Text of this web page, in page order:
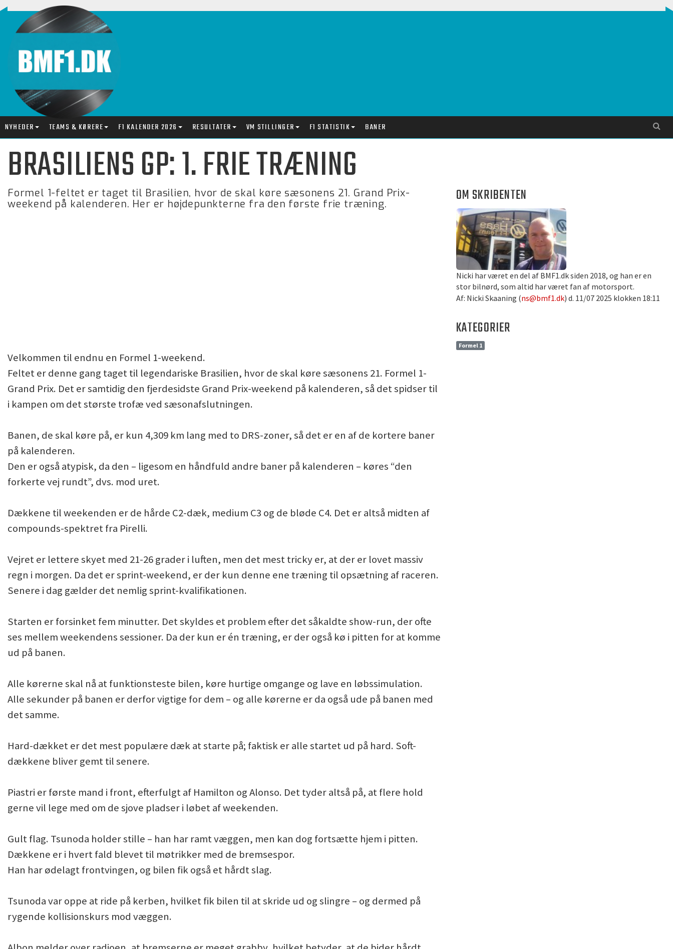
NYHEDER TEAMS & KØRERE F1 KALENDER 2026 RESULTATER VM STILLINGER F1 STATISTIK BANER
BRASILIENS GP: 1. FRIE TRÆNING
Formel 1-feltet er taget til Brasilien, hvor de skal køre sæsonens 21. Grand Prix-
weekend på kalenderen. Her er højdepunkterne fra den første frie træning.
OM SKRIBENTEN
Nicki har været en del af BMF1.dk siden 2018, og han er en
stor bilnørd, som altid har været fan af motorsport.
Af: Nicki Skaaning (ns@bmf1.dk) d. 11/07 2025 klokken 18:11
KATEGORIER
Formel 1
Velkommen til endnu en Formel 1-weekend.
Feltet er denne gang taget til legendariske Brasilien, hvor de skal køre sæsonens 21. Formel 1-
Grand Prix. Det er samtidig den fjerdesidste Grand Prix-weekend på kalenderen, så det spidser til
i kampen om det største trofæ ved sæsonafslutningen.
Banen, de skal køre på, er kun 4,309 km lang med to DRS-zoner, så det er en af de kortere baner
på kalenderen.
Den er også atypisk, da den – ligesom en håndfuld andre baner på kalenderen – køres “den
forkerte vej rundt”, dvs. mod uret.
Dækkene til weekenden er de hårde C2-dæk, medium C3 og de bløde C4. Det er altså midten af
compounds-spektret fra Pirelli.
Vejret er lettere skyet med 21-26 grader i luften, men det mest tricky er, at der er lovet massiv
regn i morgen. Da det er sprint-weekend, er der kun denne ene træning til opsætning af raceren.
Senere i dag gælder det nemlig sprint-kvalifikationen.
Starten er forsinket fem minutter. Det skyldes et problem efter det såkaldte show-run, der ofte
ses mellem weekendens sessioner. Da der kun er én træning, er der også kø i pitten for at komme
ud på banen.
Alle kørerne skal nå at funktionsteste bilen, køre hurtige omgange og lave en løbssimulation.
Alle sekunder på banen er derfor vigtige for dem – og alle kørerne er da også ude på banen med
det samme.
Hard-dækket er det mest populære dæk at starte på; faktisk er alle startet ud på hard. Soft-
dækkene bliver gemt til senere.
Piastri er første mand i front, efterfulgt af Hamilton og Alonso. Det tyder altså på, at flere hold
gerne vil lege med om de sjove pladser i løbet af weekenden.
Gult flag. Tsunoda holder stille – han har ramt væggen, men kan dog fortsætte hjem i pitten.
Dækkene er i hvert fald blevet til møtrikker med de bremsespor.
Han har ødelagt frontvingen, og bilen fik også et hårdt slag.
Tsunoda var oppe at ride på kerben, hvilket fik bilen til at skride ud og slingre – og dermed på
rygende kollisionskurs mod væggen.